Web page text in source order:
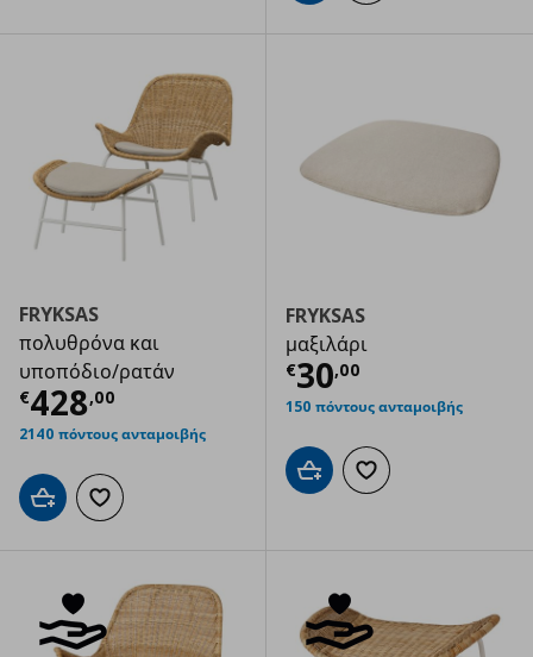
FRYKSAS
πολυθρόνα και
υποπόδιο/ρατάν
€428,00
Τρέχουσα τιμή € 428,00
2140 πόντους ανταμοιβής
Προσθήκη στο καλάθι
Προσθήκη στα αγαπημένα
FRYKSAS
μαξιλάρι
€30,00
Τρέχουσα
150 πόντους ανταμοιβής
Προσθήκη στο καλάθι
Προσθήκη στα